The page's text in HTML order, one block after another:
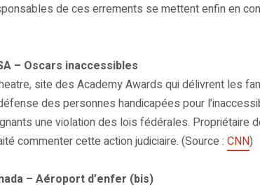
de ces errements se mettent enfin en
– Oscars inaccessibles
site des Academy Awards qui délivrent les
des personnes handicapées pour
une violation des lois fédérales. Propriétaire
commenter cette action judiciaire. (Source : CNN)
– Aéroport d’enfer (bis)